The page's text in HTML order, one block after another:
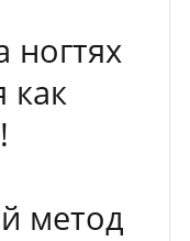
ногтях
как
метод